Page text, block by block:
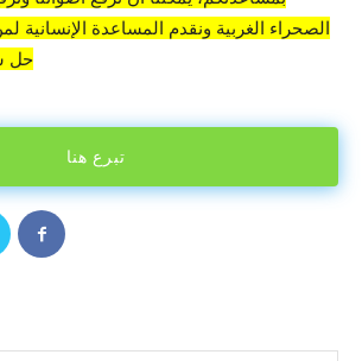
الصحراء الغربية ونقدم المساعدة الإنسانية
حل
تبرع هنا